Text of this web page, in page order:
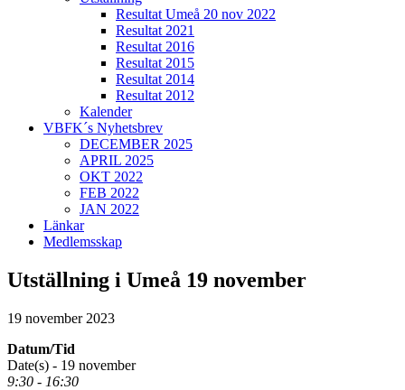
Resultat Umeå 20 nov 2022
Resultat 2021
Resultat 2016
Resultat 2015
Resultat 2014
Resultat 2012
Kalender
VBFK´s Nyhetsbrev
DECEMBER 2025
APRIL 2025
OKT 2022
FEB 2022
JAN 2022
Länkar
Medlemsskap
Utställning i Umeå 19 november
19 november 2023
Datum/Tid
Date(s) - 19 november
9:30 - 16:30